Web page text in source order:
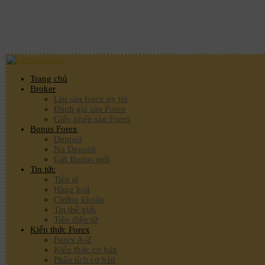
Trang chủ
Broker
List sàn forex uy tín
Đánh giá sàn Forex
Giấy phép sàn Forex
Bonus Forex
Deposit
No Deposit
Gửi Bonus mới
Tin tức
Tiền tệ
Hàng hoá
Chứng khoán
Tin thế giới
Tiền điện tử
Kiến thức Forex
Forex A-Z
Kiến thức cơ bản
Phân tích cơ bản